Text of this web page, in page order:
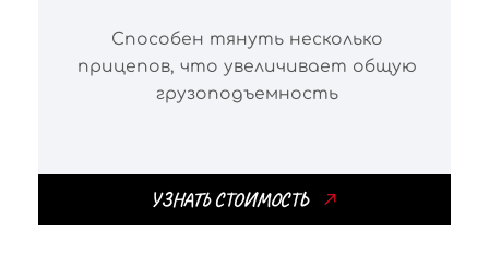
Способен тянуть несколько
прицепов, что увеличивает общую
грузоподъемность
УЗНАТЬ СТОИМОСТЬ